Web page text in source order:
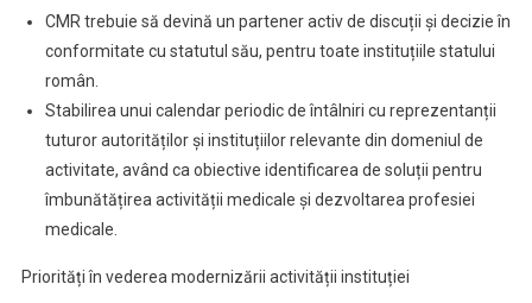
CMR trebuie să devină un partener activ de discuții și decizie în
conformitate cu statutul său, pentru toate instituțiile statului
român.
Stabilirea unui calendar periodic de întâlniri cu reprezentanții
tuturor autorităților și instituțiilor relevante din domeniul de
activitate, având ca obiective identificarea de soluții pentru
îmbunătățirea activității medicale și dezvoltarea profesiei
medicale.
Priorități în vederea modernizării activității instituției